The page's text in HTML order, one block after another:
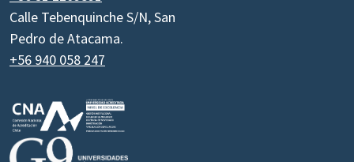
Calle Tebenquinche S/N, San
Pedro de Atacama.
+56 940 058 247